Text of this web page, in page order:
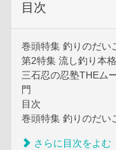
目次
巻頭特集 釣りのだい
第2特集 流し釣り本
三石忍の忍塾THEム
門
目次
巻頭特集 釣りのだい
さらに目次をよむ